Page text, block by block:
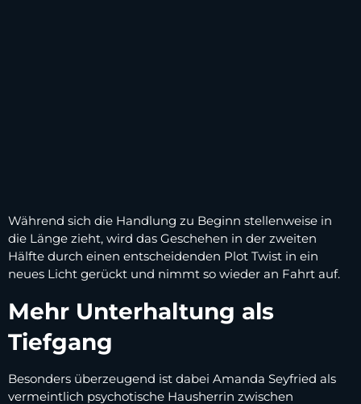
Während sich die Handlung zu Beginn stellenweise in
die Länge zieht, wird das Geschehen in der zweiten
Hälfte durch einen entscheidenden Plot Twist in ein
neues Licht gerückt und nimmt so wieder an Fahrt auf.
Mehr Unterhaltung als
Tiefgang
Besonders überzeugend ist dabei Amanda Seyfried als
vermeintlich psychotische Hausherrin zwischen